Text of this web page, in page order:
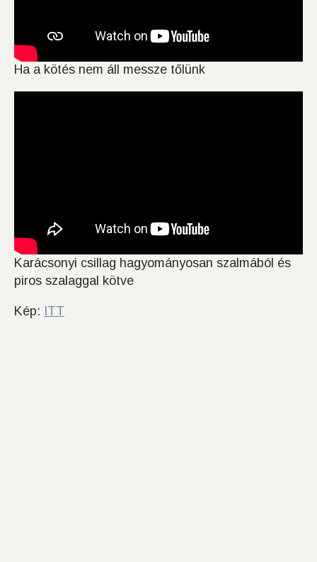
Ha a kötés nem áll messze tőlünk
Karácsonyi csillag hagyományosan szalmából és
piros szalaggal kötve
Kép: ITT